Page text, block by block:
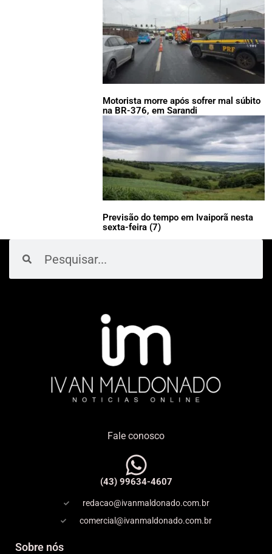
Motorista morre após sofrer mal súbito
na BR-376, em Sarandi
Previsão do tempo em Ivaiporã nesta
sexta-feira (7)
Fale conosco
(43) 99634-4607
redacao@ivanmaldonado.com.br
comercial@ivanmaldonado.com.br
Sobre nós